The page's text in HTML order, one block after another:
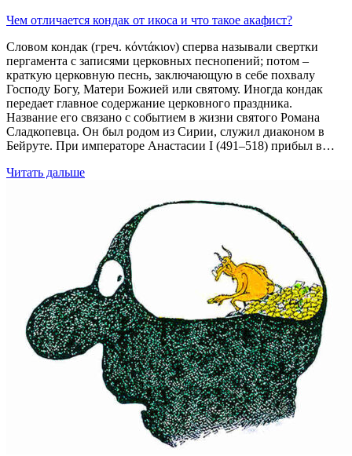
Чем отличается кондак от икоса и что такое акафист?
Словом кондак (греч. κόντάκιον) сперва называли свертки
пергамента с записями церковных песнопений; потом –
краткую церковную песнь, заключающую в себе похвалу
Господу Богу, Матери Божией или святому. Иногда кондак
передает главное содержание церковного праздника.
Название его связано с событием в жизни святого Романа
Сладкопевца. Он был родом из Сирии, служил диаконом в
Бейруте. При императоре Анастасии I (491–518) прибыл в…
Читать дальше